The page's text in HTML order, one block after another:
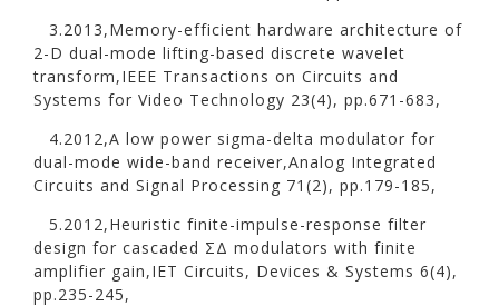
3.2013,Memory-efficient hardware architecture of
2-D dual-mode lifting-based discrete wavelet
transform,IEEE Transactions on Circuits and
Systems for Video Technology 23(4), pp.671-683,
4.2012,A low power sigma-delta modulator for
dual-mode wide-band receiver,Analog Integrated
Circuits and Signal Processing 71(2), pp.179-185,
5.2012,Heuristic finite-impulse-response filter
design for cascaded ΣΔ modulators with finite
amplifier gain,IET Circuits, Devices & Systems 6(4),
pp.235-245,